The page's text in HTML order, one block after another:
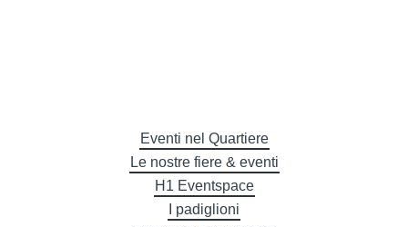
Eventi nel Quartiere
Le nostre fiere & eventi
H1 Eventspace
I padiglioni